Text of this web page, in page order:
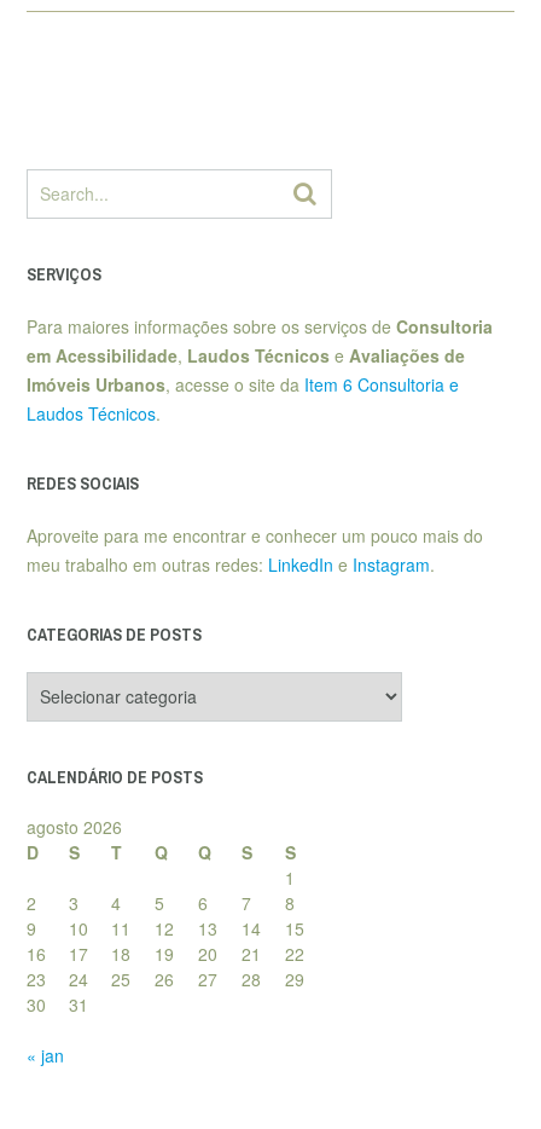
SERVIÇOS
Para maiores informações sobre os serviços de Consultoria
em Acessibilidade, Laudos Técnicos e Avaliações de
Imóveis Urbanos, acesse o site da Item 6 Consultoria e
Laudos Técnicos.
REDES SOCIAIS
Aproveite para me encontrar e conhecer um pouco mais do
meu trabalho em outras redes: LinkedIn e Instagram.
CATEGORIAS DE POSTS
de
CALENDÁRIO DE POSTS
agosto 2026
D
S T Q Q S
S
1
2
3 4 5 6 7
8
9
10 11 12 13 14
15
16
17 18 19 20 21
22
23
24 25 26 27 28
29
30
31
« jan